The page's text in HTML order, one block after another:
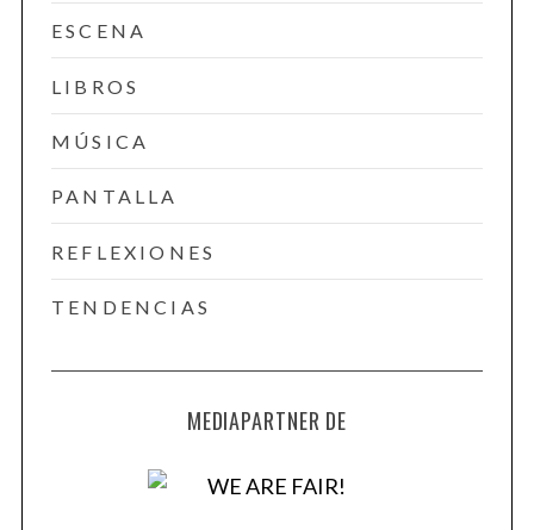
ESCENA
LIBROS
MÚSICA
PANTALLA
REFLEXIONES
TENDENCIAS
MEDIAPARTNER DE